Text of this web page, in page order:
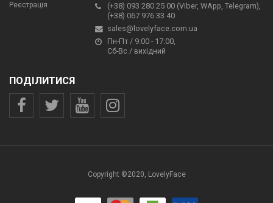
Реєстрація
(+38) 093 280 25 00 (Viber, WApp, Telegram),
(+38) 067 976 33 40
sales@lovelyface.com.ua
Пн-Пт / 9:00 - 17:00,
Сб-Вс / вихідний
ПОДІЛИТИСЯ
Copyright ©2020, LovelyFace